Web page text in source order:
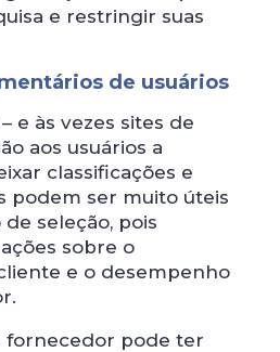
e restringir suas
de usuários
e às vezes sites de
aos usuários a
classificações e
podem ser muito úteis
seleção, pois
sobre o
e o desempenho
fornecedor pode ter